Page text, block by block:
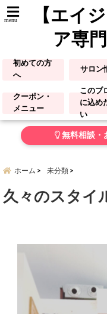
menu
【エイ
ア専
初めての方
へ
サロン
クーポン・
メニュー
このブ
に込め
い
無料相談・
ホーム 未分類
久々のスタイ